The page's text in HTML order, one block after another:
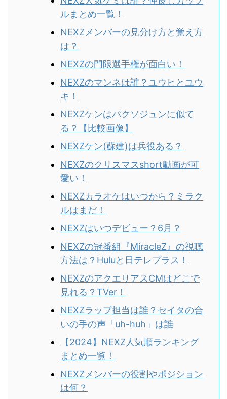
ルまとめ一覧！
NEXZメンバーの見分け方と覚え方
は？
NEXZの門限選手権が面白い！
NEXZのマンネは誰？ユウヒとユウ
キ！
NEXZケンはパクソジュンに似て
る？
【比較画像】
NEXZケン(蘇建)は兵役ある？
NEXZのクリスマスshort動画が可
愛い！
NEXZカラオケはいつから？ミラク
ルはまだ！
NEXZはいつデビュー？6月？
NEXZの冠番組『MiracleZ』の視聴
方法は？Huluと日テレプラス！
NEXZのアクエリアスCMはどこで
見れる？TVer！
NEXZラップ担当は誰？セイタの合
いの手の声「uh-huh」は誰
【2024】NEXZ人気順ランキング
まとめ一覧！
NEXZメンバーの役割やポジション
は何？